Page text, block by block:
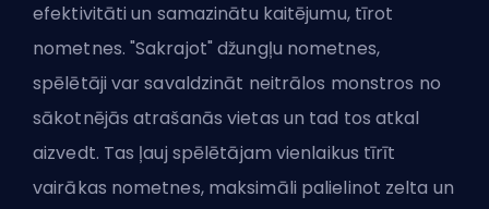
efektivitāti un samazinātu kaitējumu, tīrot
nometnes. "Sakrajot" džungļu nometnes,
spēlētāji var savaldzināt neitrālos monstros no
sākotnējās atrašanās vietas un tad tos atkal
aizvedt. Tas ļauj spēlētājam vienlaikus tīrīt
vairākas nometnes, maksimāli palielinot zelta un